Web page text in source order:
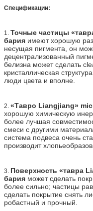
Спецификации:
1. Точные частицы
бария имеют хорошую
несущая пигмента, он
децентрализованный
белизна может сделать
кристаллическая
люди цвета и вполне.
2. «Тавро Liangjiang»
хорошую химическую
более лучшая
смеси с другими
система подвеса очень
производит
3. Поверхность «тавра
бария может сделать
более сильно; частицы
сделать покрытие снять
робастный и прочный.